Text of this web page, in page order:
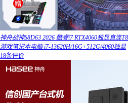
神舟战神S8D63 2026 酷睿i7 RTX4060独显直连
游戏笔记本电脑 i7-13620H/16G+512G/4060独显
18条评价